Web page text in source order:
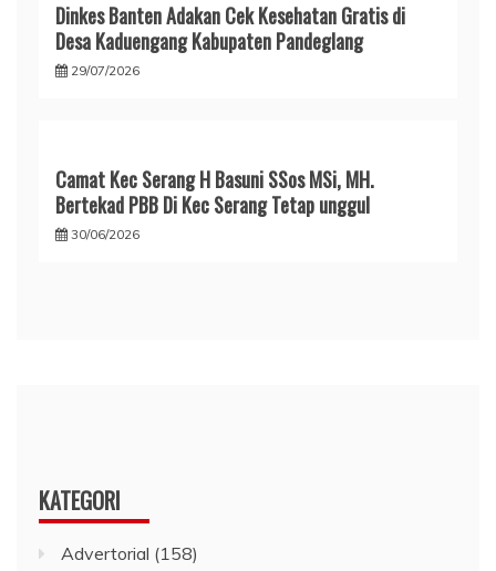
Dinkes Banten Adakan Cek Kesehatan Gratis di
Desa Kaduengang Kabupaten Pandeglang
29/07/2026
Camat Kec Serang H Basuni SSos MSi, MH.
Bertekad PBB Di Kec Serang Tetap unggul
30/06/2026
KATEGORI
Advertorial (158)